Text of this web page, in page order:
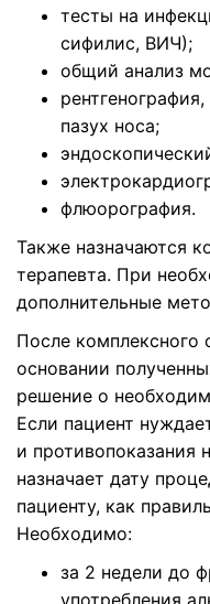
тесты на
сифилис, ВИЧ);
общий анализ
пазух носа;
флюорография.
Также назначаются
терапевта. При
дополнительные
После комплексного
основании
решение о
Если пациент
и противопоказания
назначает дату
пациенту, как
Необходимо:
за 2 недели до
употребления